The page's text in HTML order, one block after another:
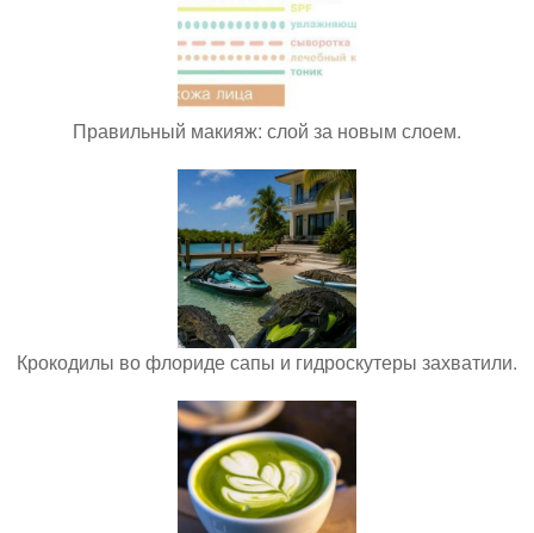
Правильный макияж: слой за новым слоем.
Крокодилы во флориде сапы и гидроскутеры захватили.